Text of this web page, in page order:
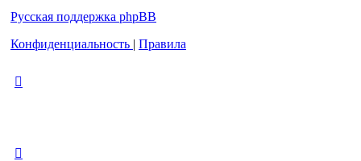
Русская поддержка phpBB
Конфиденциальность | Правила